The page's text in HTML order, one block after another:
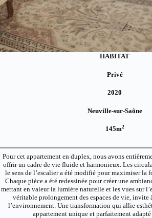
HABITAT
Privé
2020
Neuville-sur-Saône
145m2
Pour cet appartement en duplex, nous avons
offrir un cadre de vie fluide et harmonieux. Les
le sens de l’escalier a été modifié pour maximiser la
Chaque pièce a été redessinée pour créer une
mettant en valeur la lumière naturelle et les vues sur
véritable prolongement des espaces de vie, invite
l’environnement. Une transformation qui allie
appartement unique et parfaitement adapté